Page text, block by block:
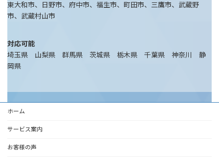
東大和市、日野市、府中市、福生市、町田市、三鷹市、武蔵野
市、武蔵村山市
対応可能
埼玉県 山梨県 群馬県 茨城県 栃木県 千葉県 神奈川 静
岡県
ホーム
サービス案内
お客様の声